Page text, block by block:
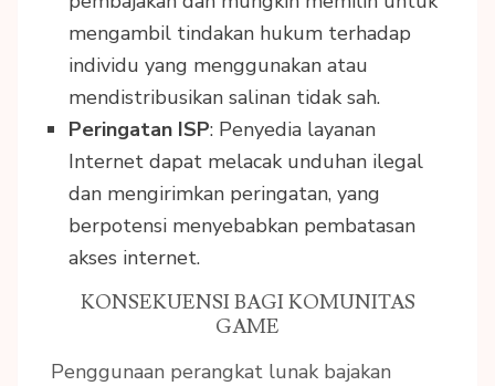
mengambil tindakan hukum terhadap
individu yang menggunakan atau
mendistribusikan salinan tidak sah.
Peringatan ISP: Penyedia layanan
Internet dapat melacak unduhan ilegal
dan mengirimkan peringatan, yang
berpotensi menyebabkan pembatasan
akses internet.
KONSEKUENSI BAGI KOMUNITAS
GAME
Penggunaan perangkat lunak bajakan